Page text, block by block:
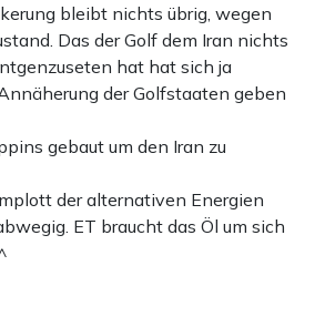
bleibt nichts übrig, wegen
Das der Golf dem Iran nichts
hat hat sich ja
der Golfstaaten geben
gebaut um den Iran zu
der alternativen Energien
ET braucht das Öl um sich